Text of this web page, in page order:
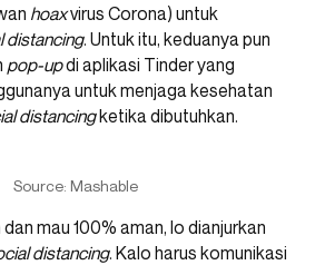
hoaxvirus Corona) untuk
distancing. Untuk itu, keduanya pun
pop-updi aplikasi Tinder yang
untuk menjaga kesehatan
distancingketika dibutuhkan.
Source: Mashable
mau 100% aman, lo dianjurkan
distancing. Kalo harus komunikasi